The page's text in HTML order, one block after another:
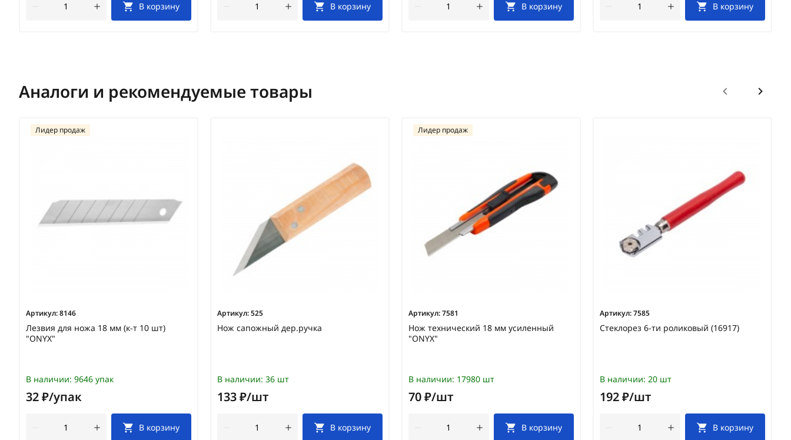
В корзину В корзину В корзину В корзину
Аналоги и рекомендуемые товары
Артикул:8146
Лезвия для ножа 18 мм (к-т 10 шт)
"ONYX"
Лидер продаж
В наличии: 9646 упак
32 ₽/упак
В корзину
Артикул:525
Нож сапожный дер.ручка
В наличии: 36 шт
133 ₽/шт
В корзину
Артикул:7581
Нож технический 18 мм усиленный
"ONYX"
Лидер продаж
В наличии: 17980 шт
70 ₽/шт
В корзину
Артикул:7585
Стеклорез 6-ти роликовый (16917)
В наличии: 20 шт
192 ₽/шт
В корзину